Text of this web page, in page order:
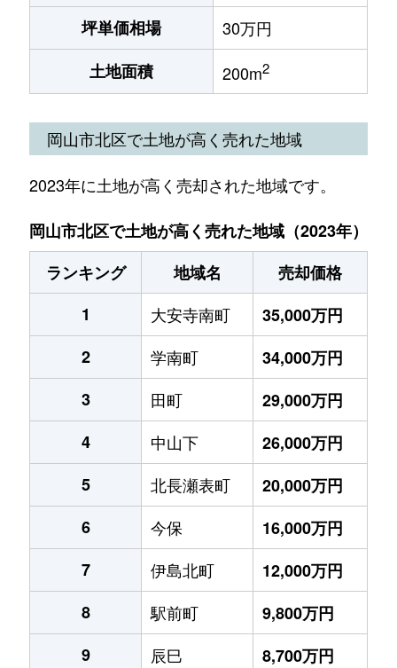
坪単価相場
30万円
土地面積
200m2
岡山市北区で土地が高く売れた地域
2023年に土地が高く売却された地域です。
岡山市北区で土地が高く売れた地域（2023年）
ランキング
地域名
売却価格
1
大安寺南町
35,000万円
2
学南町
34,000万円
3
田町
29,000万円
4
中山下
26,000万円
5
北長瀬表町
20,000万円
6
今保
16,000万円
7
伊島北町
12,000万円
8
駅前町
9,800万円
9
辰巳
8,700万円